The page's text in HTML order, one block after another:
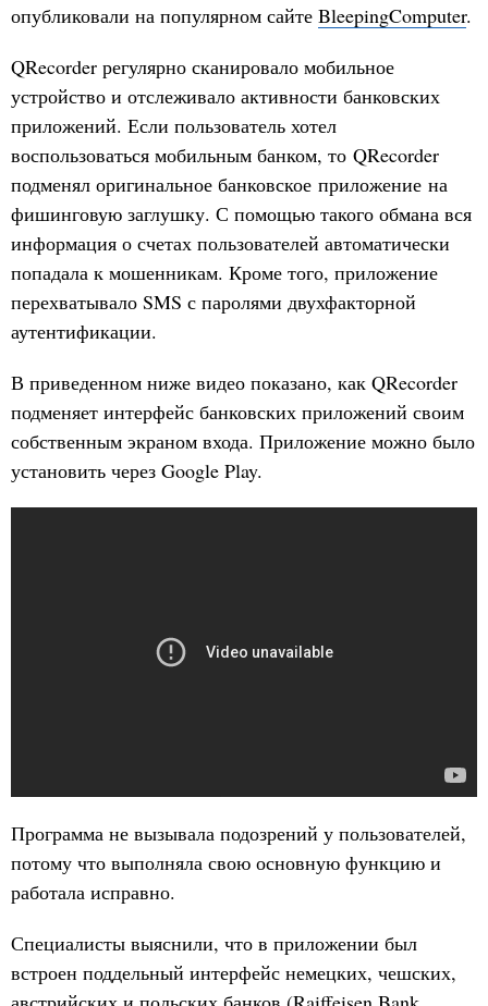
опубликовали на популярном сайте BleepingComputer.
QRecorder регулярно сканировало мобильное
устройство и отслеживало активности банковских
приложений. Если пользователь хотел
воспользоваться мобильным банком, то QRecorder
подменял оригинальное банковское приложение на
фишинговую заглушку. С помощью такого обмана вся
информация о счетах пользователей автоматически
попадала к мошенникам. Кроме того, приложение
перехватывало SMS с паролями двухфакторной
аутентификации.
В приведенном ниже видео показано, как QRecorder
подменяет интерфейс банковских приложений своим
собственным экраном входа. Приложение можно было
установить через Google Play.
Программа не вызывала подозрений у пользователей,
потому что выполняла свою основную функцию и
работала исправно.
Специалисты выяснили, что в приложении был
встроен поддельный интерфейс немецких, чешских,